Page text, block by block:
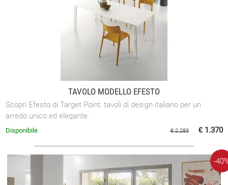
TAVOLO MODELLO EFESTO
Scopri Efesto di Target Point: tavoli di design italiano per un
arredo unico ed elegante.
€ 2.283 € 1.370
Disponibile
-